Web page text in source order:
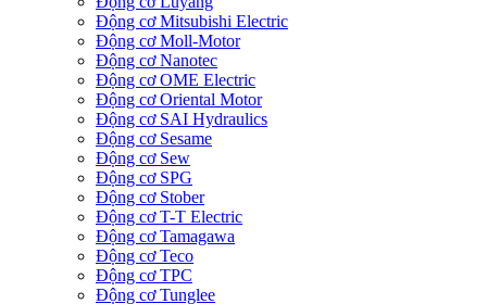
Động cơ Mitsubishi Electric
Động cơ Moll-Motor
Động cơ Nanotec
Động cơ OME Electric
Động cơ Oriental Motor
Động cơ SAI Hydraulics
Động cơ Sesame
Động cơ Sew
Động cơ SPG
Động cơ Stober
Động cơ T-T Electric
Động cơ Tamagawa
Động cơ Teco
Động cơ TPC
Động cơ Tunglee